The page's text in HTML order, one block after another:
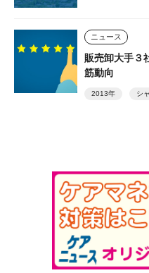
ニュース
販売卸大手３
筋動向
2013年 シ